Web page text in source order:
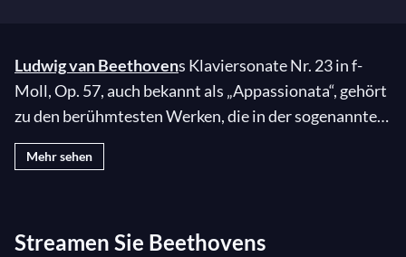
Ludwig van Beethovens Klaviersonate Nr. 23 in f-
Moll, Op. 57, auch bekannt als „Appassionata“, gehört
zu den berühmtesten Werken, die in der sogenannten
„heroischen“ Periode vom deutschen Komponisten
geschrieben wurden. Das Stück ist in drei Sätze
„einen Feuerstrom in einem granitischen Flussbett“
Mehr sehen
Streamen Sie Beethovens